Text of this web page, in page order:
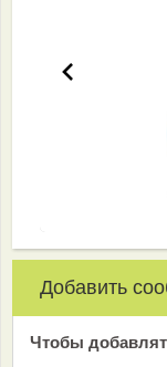
Добавить
Чтобы